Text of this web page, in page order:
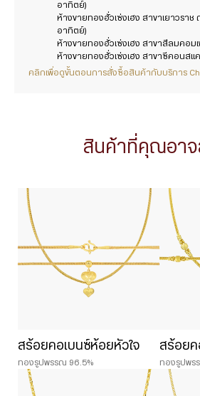
อาทิตย์)
ห้างขายทองฮั่วเซ่งเฮง สาขาเยาวราช
อาทิตย์)
ห้างขายทองฮั่วเซ่งเฮง สาขาสีลมคอม
ห้างขายทองฮั่วเซ่งเฮง สาขาซีคอนสแ
คลิกเพื่อดูขั้นตอนการสั่งซื้อสินค้ากับบริการ
สินค้าที่คุณอาจ
สร้อยคอเบนซ์ห้อยหัวใจ
ทองรูปพรรณ 96.5%
สร้อยค
ทองรูปพร